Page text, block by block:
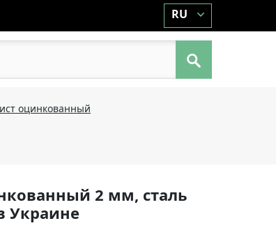
RU
оцинкованный
2 мм, сталь
Украине